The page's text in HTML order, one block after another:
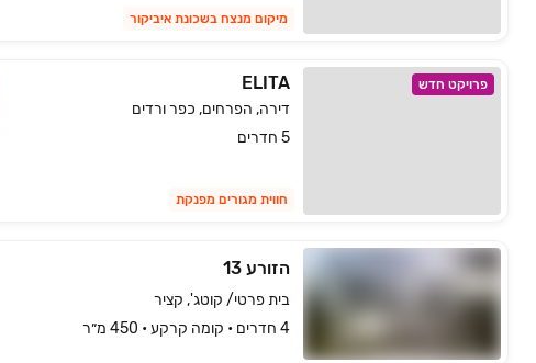
מיקום מנצח בשכונת איביקור
פרויקט חדש ELITA
דירה, הפרחים, כפר ורדים
5 חדרים
חווית מגורים מפנקת
הזורע 13
בית פרטי/ קוטג', קציר
4 חדרים • קומה ‎קרקע‏ • 450 מ״ר